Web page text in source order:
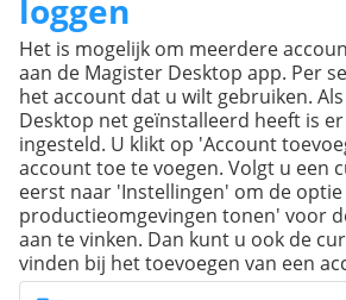
loggen
Het is mogelijk om meerdere
aan de Magister Desktop app. Per
het account dat u wilt gebruiken.
Desktop net geïnstalleerd heeft is
ingesteld. U klikt op 'Account
account toe te voegen. Volgt u een
eerst naar 'Instellingen' om de
productieomgevingen tonen' voor
aan te vinken. Dan kunt u ook de
vinden bij het toevoegen van een